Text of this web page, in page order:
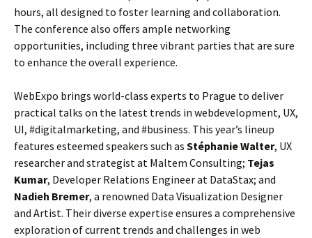
hours, all designed to foster learning and collaboration.
The conference also offers ample networking
opportunities, including three vibrant parties that are sure
to enhance the overall experience.
WebExpo brings world-class experts to Prague to deliver
practical talks on the latest trends in webdevelopment, UX,
UI, #digitalmarketing, and #business. This year’s lineup
features esteemed speakers such as Stéphanie Walter, UX
researcher and strategist at Maltem Consulting; Tejas
Kumar, Developer Relations Engineer at DataStax; and
Nadieh Bremer, a renowned Data Visualization Designer
and Artist. Their diverse expertise ensures a comprehensive
exploration of current trends and challenges in web